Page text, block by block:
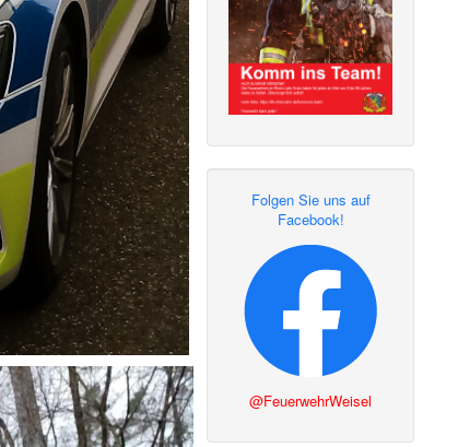
Folgen Sie uns auf
Facebook!
@FeuerwehrWeisel